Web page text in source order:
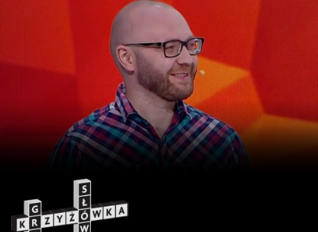
Gra słów. Krzyżówka